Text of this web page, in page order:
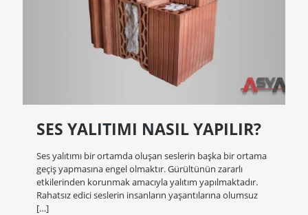
SES YALITIMI NASIL YAPILIR?
Ses yalıtımı bir ortamda oluşan seslerin başka bir ortama
geçiş yapmasına engel olmaktır. Gürültünün zararlı
etkilerinden korunmak amacıyla yalıtım yapılmaktadır.
Rahatsız edici seslerin insanların yaşantılarına olumsuz
[…]